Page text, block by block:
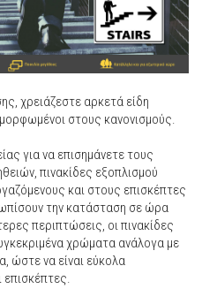
χρειάζεστε αρκετά είδη
στους κανονισμούς.
για να επισημάνετε τους
πινακίδες εξοπλισμού
και στους επισκέπτες
την κατάσταση σε ώρα
περιπτώσεις, οι πινακίδες
χρώματα ανάλογα με
ώστε να είναι εύκολα
επισκέπτες.